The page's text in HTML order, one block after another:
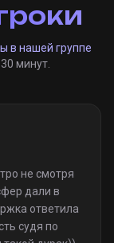
в нашей группе
минут.
не смотря
дали в
ответила
судя по